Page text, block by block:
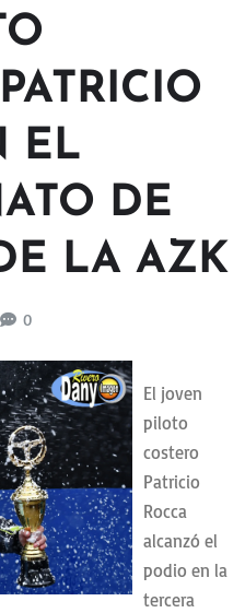
EL
DE
LA AZK
0
El joven
piloto
costero
Patricio
Rocca
alcanzó el
podio en la
tercera